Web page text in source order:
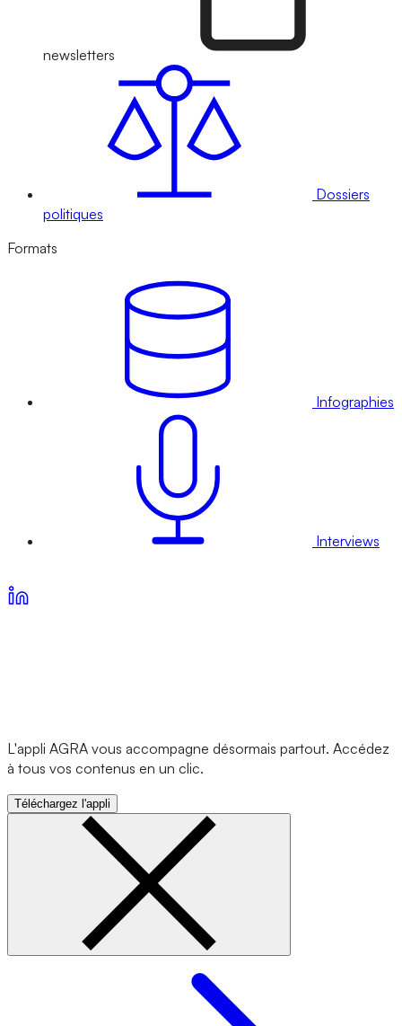
newsletters
Dossiers
politiques
Formats
Infographies
Interviews
L'appli AGRA vous accompagne désormais partout. Accédez
à tous vos contenus en un clic.
Téléchargez l'appli